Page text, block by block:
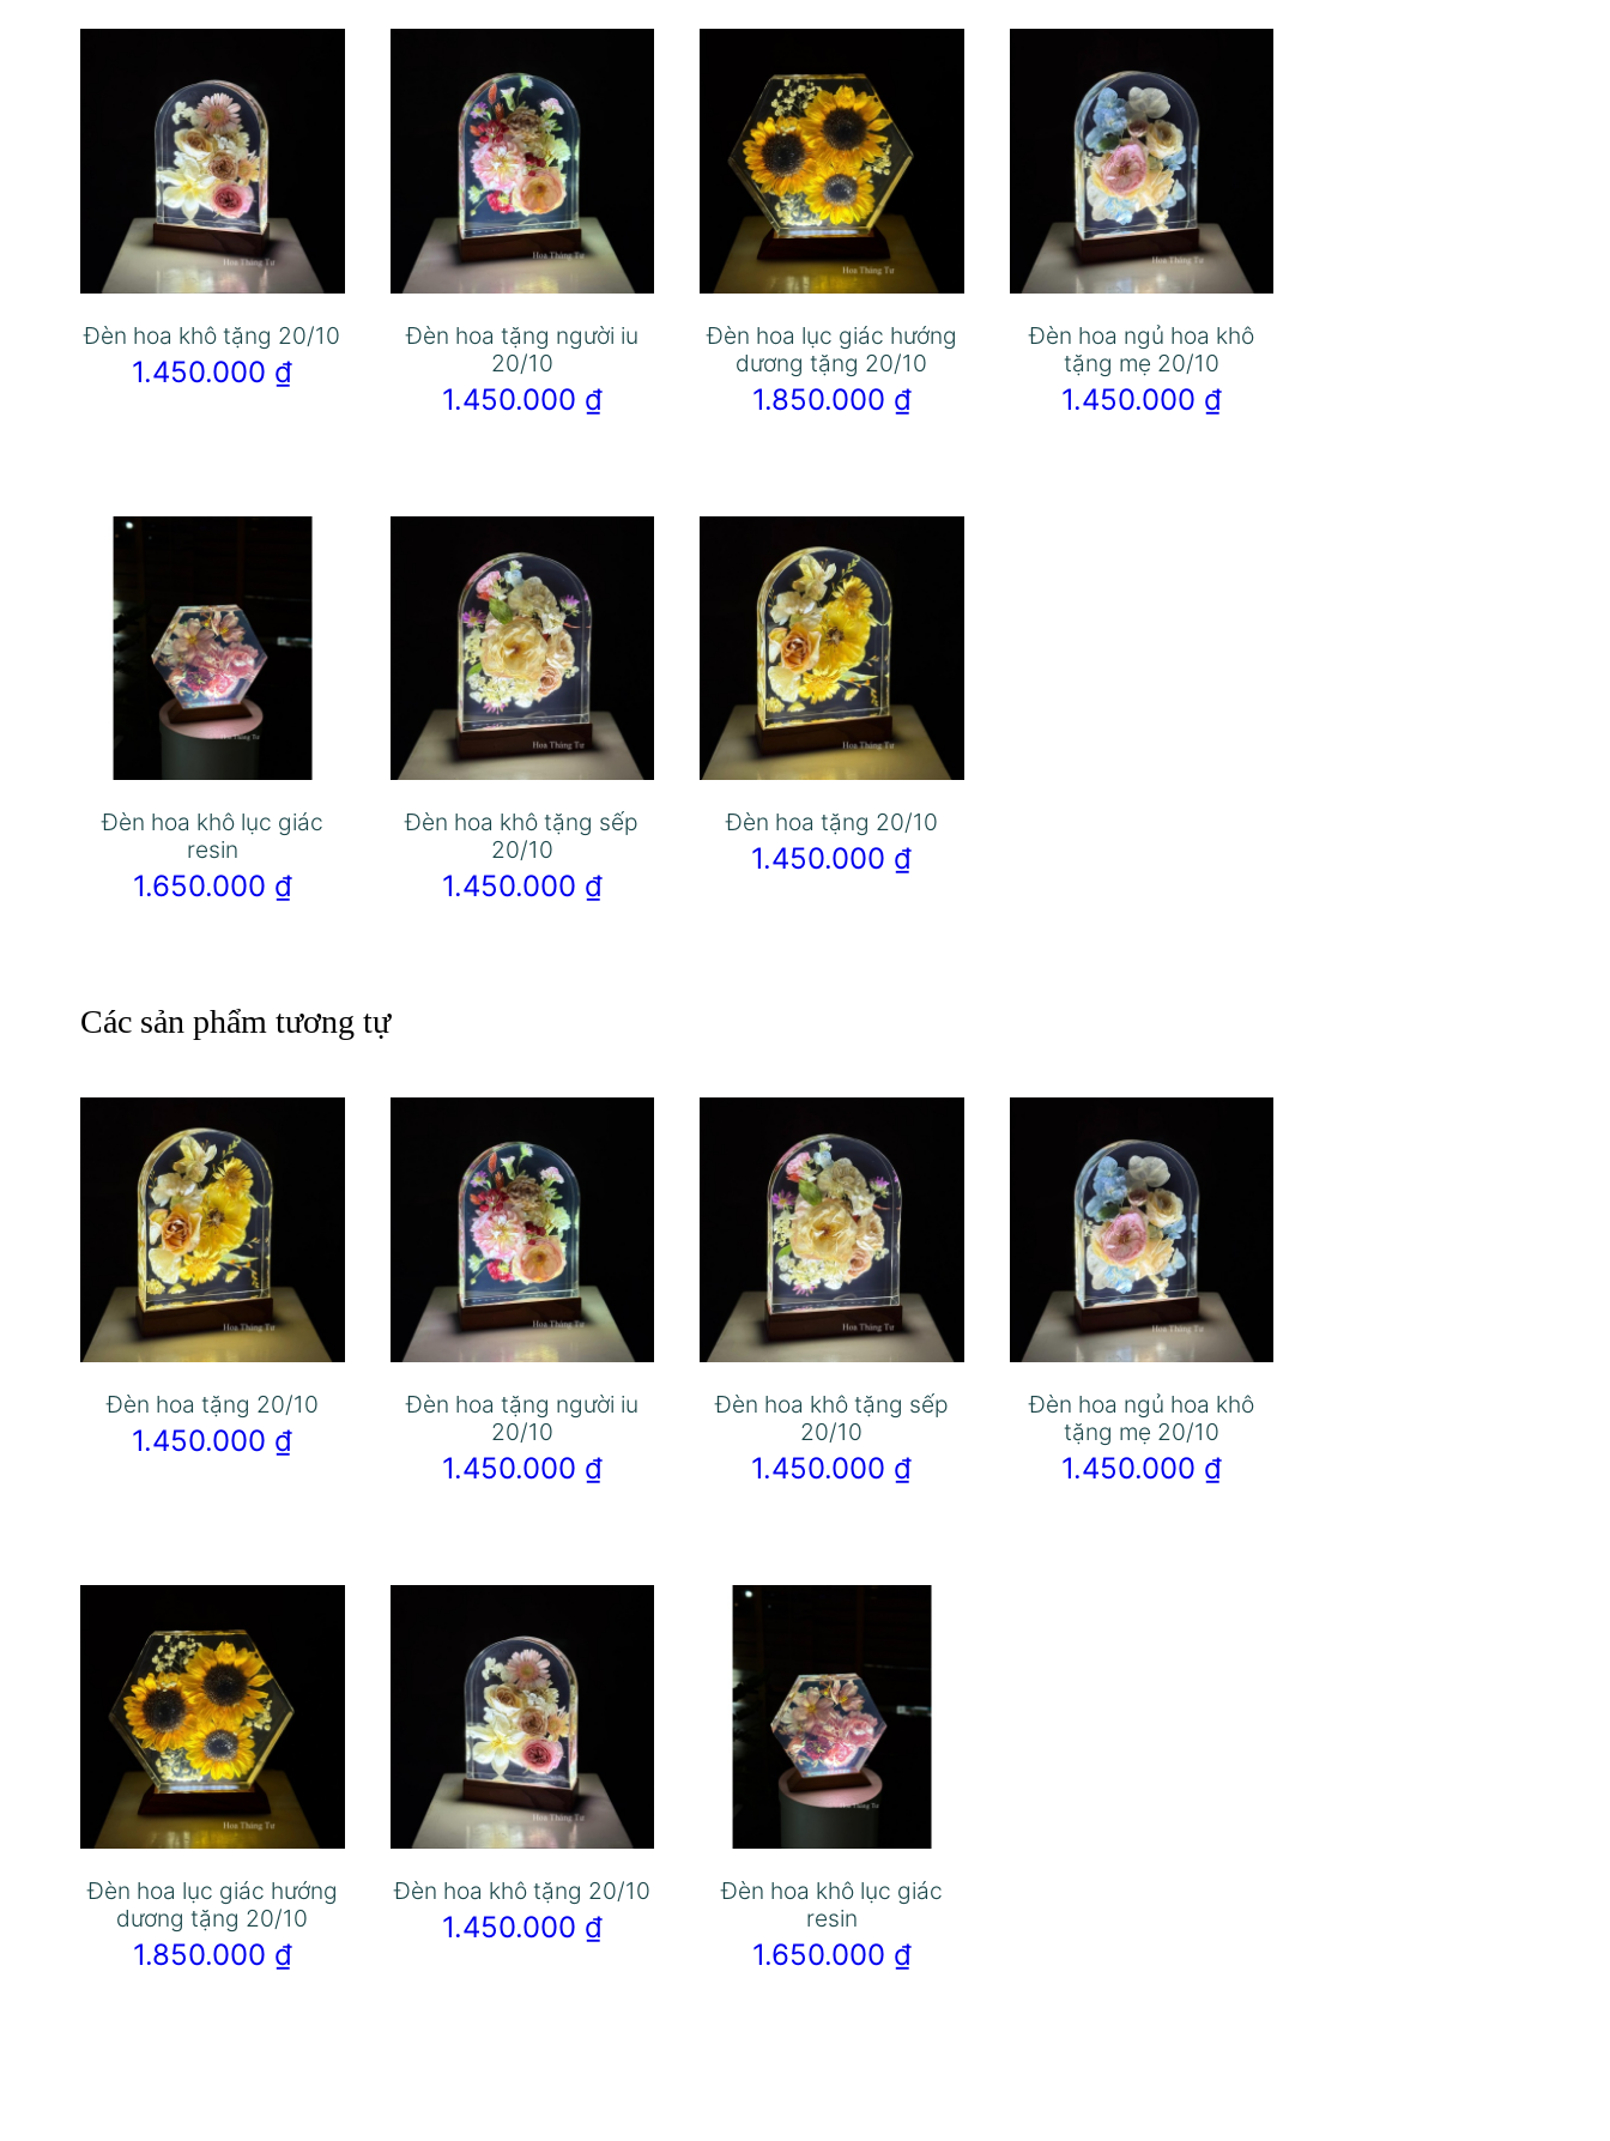
Đèn hoa khô tặng 20/10
1.450.000 ₫
Đèn hoa tặng người iu
20/10
1.450.000 ₫
Đèn hoa lục giác hướng
dương tặng 20/10
1.850.000 ₫
Đèn hoa ngủ hoa khô
tặng mẹ 20/10
1.450.000 ₫
Đèn hoa khô lục giác
resin
1.650.000 ₫
Đèn hoa khô tặng sếp
20/10
1.450.000 ₫
Đèn hoa tặng 20/10
1.450.000 ₫
Các sản phẩm tương tự
Đèn hoa tặng 20/10
1.450.000 ₫
Đèn hoa tặng người iu
20/10
1.450.000 ₫
Đèn hoa khô tặng sếp
20/10
1.450.000 ₫
Đèn hoa ngủ hoa khô
tặng mẹ 20/10
1.450.000 ₫
Đèn hoa lục giác hướng
dương tặng 20/10
1.850.000 ₫
Đèn hoa khô tặng 20/10
1.450.000 ₫
Đèn hoa khô lục giác
resin
1.650.000 ₫